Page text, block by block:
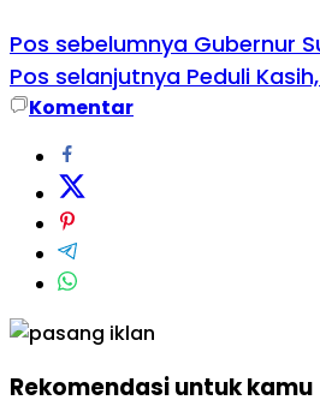
Pos sebelumnya Gubernur
Pos selanjutnya Peduli
Komentar
Rekomendasi untuk kamu